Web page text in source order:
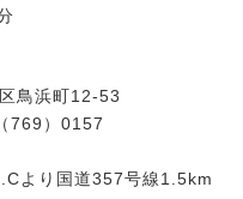
鳥浜町12-53
769）0157
より国道357号線1.5km